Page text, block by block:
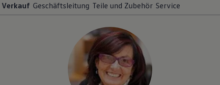
Verkauf Geschäftsleitung Teile und Zubehör Service